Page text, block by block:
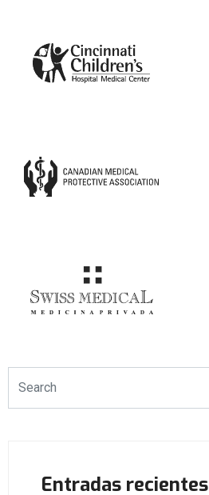
Entradas recientes